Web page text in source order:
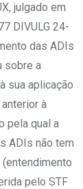
julgado em
DIVULG 24-
das ADIs
sobre a
sua aplicação
à
pela qual a
ADIs não tem
pelo STF